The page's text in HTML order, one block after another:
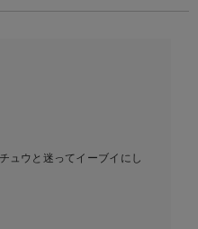
ュウと迷ってイーブイにし